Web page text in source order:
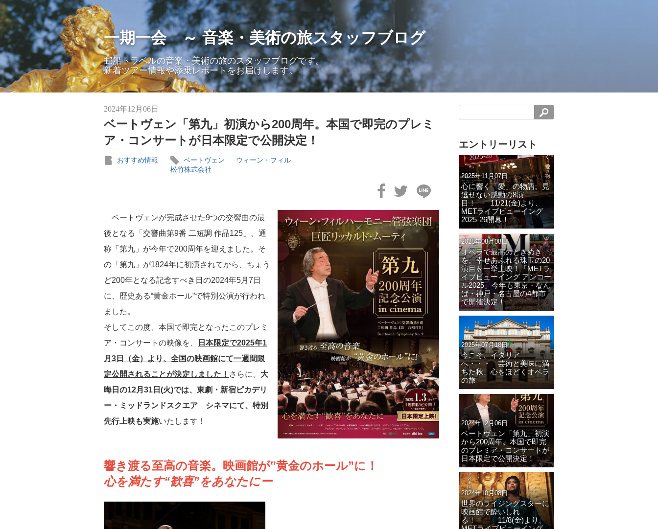
一期一会 ～ 音楽・美術の旅スタッフブログ
郵船トラベルの音楽・美術の旅のスタッフブログです。
新着ツアー情報や添乗レポートをお届けします。
2024年12月06日
ベートヴェン「第九」初演から200周年。本国で即完のプレミ
ア・コンサートが日本限定で公開決定！
おすすめ情報 ベートヴェン
ウィーン・フィル
松竹株式会社
ベートヴェンが完成させた9つの交響曲の最
後となる「交響曲第9番 二短調 作品125」、通
称「第九」が今年で200周年を迎えました。そ
の「第九」が1824年に初演されてから、ちょう
ど200年となる記念すべき日の2024年5月7日
に、歴史ある“黄金ホール”で特別公演が行われ
ました。
そしてこの度、本国で即完となったこのプレミ
ア・コンサートの映像を、
日本限定で2025年1
月3日（金）より、全国の映画館にて一週間限
定公開されることが決定しました！ さらに、 大
晦日の12月31日(火)では、東劇・新宿ピカデリ
ー・ミッドランドスクエア シネマにて、特別
先行上映も実施いたします！
響き渡る至高の音楽。映画館が‟黄金のホール”に！
心を満たす“歓喜”をあなたにー
エントリーリスト
2025年11月07日
心に響く「愛」の物語。見
逃せない感動の8演
目！ 11/21(金)より、
METライブビューイング
2025-26開幕！
2025年08月08日
オペラで最高のときめき
を。幸せあふれる珠玉の20
演目を一挙上映！「METラ
イブビューイング アンコー
ル2025」今年も東京・なん
ば・神戸・名古屋の4都市
で開催決定！
2025年07月18日
今こそ、イタリア
へ・・・ 芸術と美味に満
ちた秋、心をほどくオペラ
の旅
2024年12月06日
ベートヴェン「第九」初演
から200周年。本国で即完
のプレミア・コンサートが
日本限定で公開決定！
2024年10月08日
世界のライジングスターに
映画館で酔いしれ
る！ 11/8(金)より、